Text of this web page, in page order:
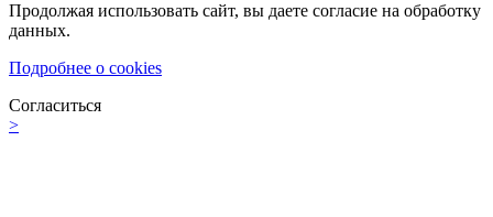
Продолжая использовать сайт, вы даете согласие на обработку
данных.
Подробнее о cookies
Согласиться
>